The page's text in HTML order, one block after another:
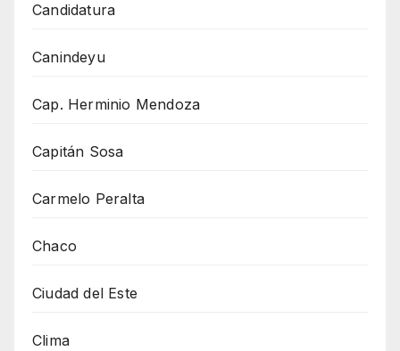
Candidatura
Canindeyu
Cap. Herminio Mendoza
Capitán Sosa
Carmelo Peralta
Chaco
Ciudad del Este
Clima